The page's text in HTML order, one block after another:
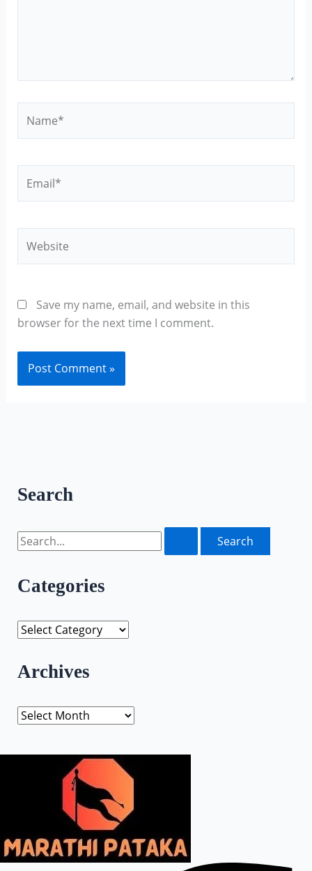
Save my name, email, and website in this
browser for the next time I comment.
Search
Categories
Archives